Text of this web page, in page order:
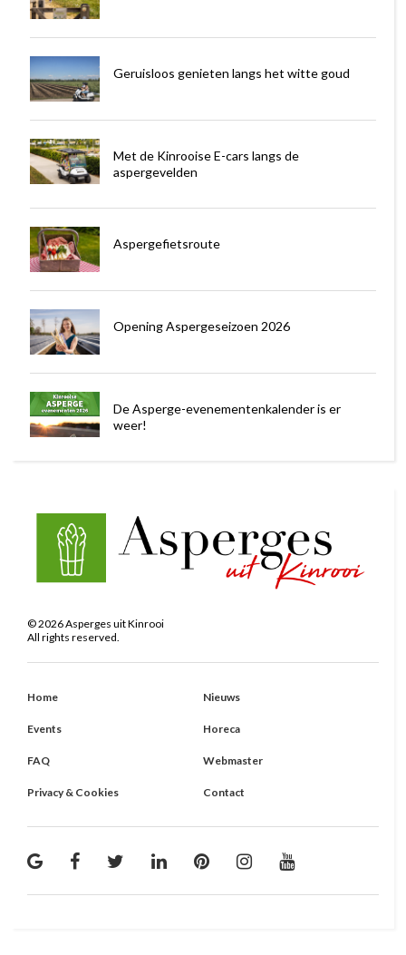
Geruisloos genieten langs het witte goud
Met de Kinrooise E-cars langs de
aspergevelden
Aspergefietsroute
Opening Aspergeseizoen 2026
De Asperge-evenementenkalender is er
weer!
©2026Asperges uit Kinrooi
All rights reserved.
Home Nieuws
Events Horeca
FAQ Webmaster
Privacy & Cookies Contact